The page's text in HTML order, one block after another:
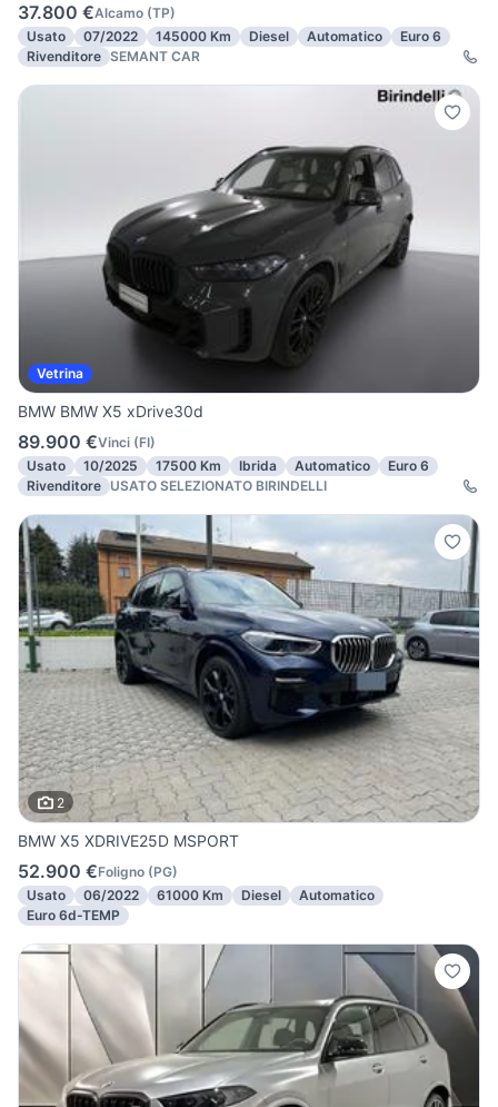
37.800 €Alcamo (TP)
Usato
07/2022 145000 Km Diesel Automatico
Euro 6
Rivenditore SEMANT CAR
Vetrina
BMW BMW X5 xDrive30d
89.900 €Vinci (FI)
Usato
10/2025 17500 Km Ibrida Automatico
Euro 6
Rivenditore USATO SELEZIONATO BIRINDELLI
2
BMW X5 XDRIVE25D MSPORT
52.900 €Foligno (PG)
Usato
06/2022 61000 Km Diesel
Automatico
Euro 6d-TEMP